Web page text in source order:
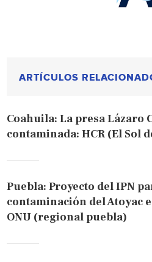
ARTÍCULOS
Coahuila: La presa Lázaro
contaminada: HCR (El Sol
Puebla: Proyecto del IPN
contaminación del Atoyac
ONU (regional puebla)